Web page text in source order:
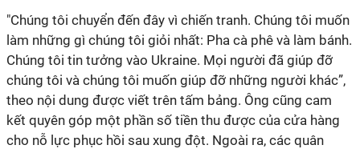
"Chúng tôi chuyển đến đây vì chiến tranh. Chúng tôi muốn
làm những gì chúng tôi giỏi nhất: Pha cà phê và làm bánh.
Chúng tôi tin tưởng vào Ukraine. Mọi người đã giúp đỡ
chúng tôi và chúng tôi muốn giúp đỡ những người khác”,
theo nội dung được viết trên tấm bảng. Ông cũng cam
kết quyên góp một phần số tiền thu được của cửa hàng
cho nỗ lực phục hồi sau xung đột. Ngoài ra, các quân